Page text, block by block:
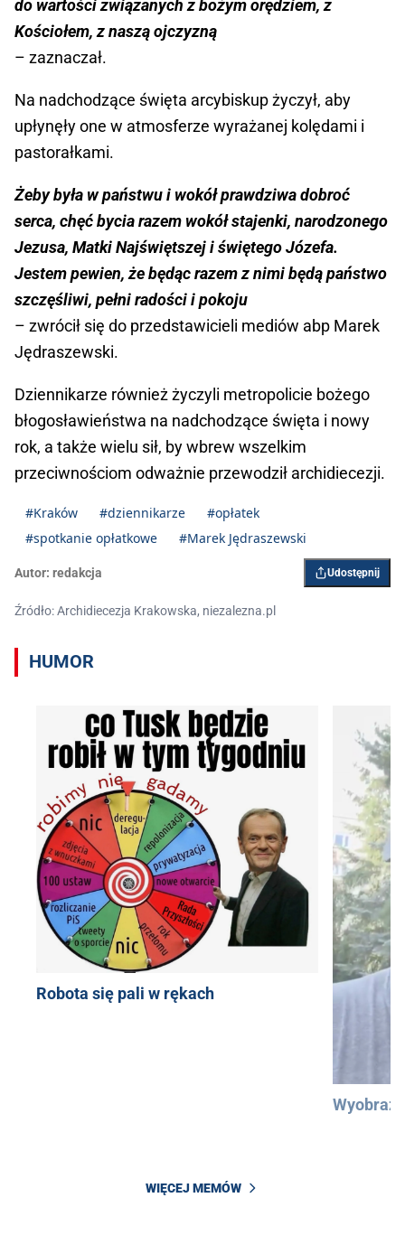
do wartości związanych z bożym orędziem, z
Kościołem, z naszą ojczyzną
– zaznaczał.
Na nadchodzące święta arcybiskup życzył, aby
upłynęły one w atmosferze wyrażanej kolędami i
pastorałkami.
Żeby była w państwu i wokół prawdziwa dobroć
serca, chęć bycia razem wokół stajenki, narodzonego
Jezusa, Matki Najświętszej i świętego Józefa.
Jestem pewien, że będąc razem z nimi będą państwo
szczęśliwi, pełni radości i pokoju
– zwrócił się do przedstawicieli mediów abp Marek
Jędraszewski.
Dziennikarze również życzyli metropolicie bożego
błogosławieństwa na nadchodzące święta i nowy
rok, a także wielu sił, by wbrew wszelkim
przeciwnościom odważnie przewodził archidiecezji.
#Kraków #dziennikarze
#opłatek
#spotkanie opłatkowe
#Marek Jędraszewski
Autor: redakcja Udostępnij
Źródło: Archidiecezja Krakowska, niezalezna.pl
HUMOR
Robota się pali w rękach
WIĘCEJ MEMÓW